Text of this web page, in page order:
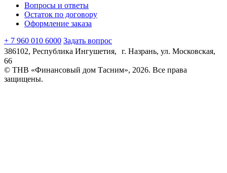
Вопросы и ответы
Остаток по договору
Оформление заказа
+ 7 960 010 6000 Задать вопрос
386102, Республика Ингушетия, г. Назрань, ул. Московская,
66
© ТНВ «Финансовый дом Тасним», 2026. Все права
защищены.